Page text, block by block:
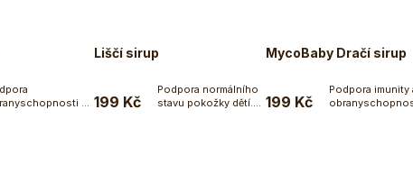
Do košíku
a
Liščí sirup
199 Kč Do košíku
Podpora normálního
stavu pokožky dětí.
MycoBaby Dračí sirup
199 Kč Do košíku
Podpora imunity